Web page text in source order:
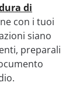
di
con i tuoi
siano
preparali